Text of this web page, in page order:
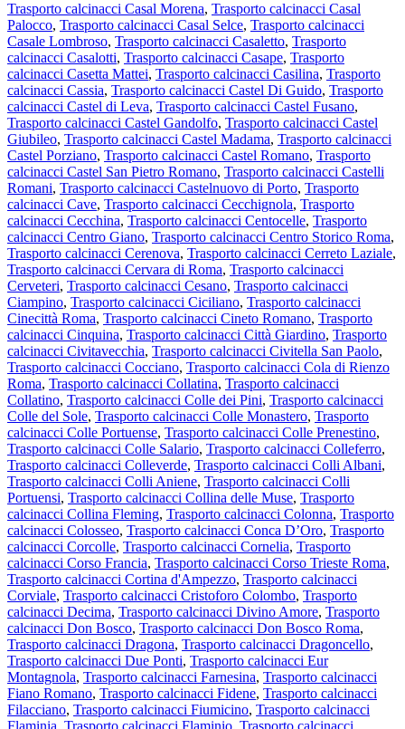
Trasporto calcinacci Casal Morena, Trasporto calcinacci Casal
Palocco, Trasporto calcinacci Casal Selce, Trasporto calcinacci
Casale Lombroso, Trasporto calcinacci Casaletto, Trasporto
calcinacci Casalotti, Trasporto calcinacci Casape, Trasporto
calcinacci Casetta Mattei, Trasporto calcinacci Casilina, Trasporto
calcinacci Cassia, Trasporto calcinacci Castel Di Guido, Trasporto
calcinacci Castel di Leva, Trasporto calcinacci Castel Fusano,
Trasporto calcinacci Castel Gandolfo, Trasporto calcinacci Castel
Giubileo, Trasporto calcinacci Castel Madama, Trasporto calcinacci
Castel Porziano, Trasporto calcinacci Castel Romano, Trasporto
calcinacci Castel San Pietro Romano, Trasporto calcinacci Castelli
Romani, Trasporto calcinacci Castelnuovo di Porto, Trasporto
calcinacci Cave, Trasporto calcinacci Cecchignola, Trasporto
calcinacci Cecchina, Trasporto calcinacci Centocelle, Trasporto
calcinacci Centro Giano, Trasporto calcinacci Centro Storico Roma,
Trasporto calcinacci Cerenova, Trasporto calcinacci Cerreto Laziale,
Trasporto calcinacci Cervara di Roma, Trasporto calcinacci
Cerveteri, Trasporto calcinacci Cesano, Trasporto calcinacci
Ciampino, Trasporto calcinacci Ciciliano, Trasporto calcinacci
Cinecittà Roma, Trasporto calcinacci Cineto Romano, Trasporto
calcinacci Cinquina, Trasporto calcinacci Città Giardino, Trasporto
calcinacci Civitavecchia, Trasporto calcinacci Civitella San Paolo,
Trasporto calcinacci Cocciano, Trasporto calcinacci Cola di Rienzo
Roma, Trasporto calcinacci Collatina, Trasporto calcinacci
Collatino, Trasporto calcinacci Colle dei Pini, Trasporto calcinacci
Colle del Sole, Trasporto calcinacci Colle Monastero, Trasporto
calcinacci Colle Portuense, Trasporto calcinacci Colle Prenestino,
Trasporto calcinacci Colle Salario, Trasporto calcinacci Colleferro,
Trasporto calcinacci Colleverde, Trasporto calcinacci Colli Albani,
Trasporto calcinacci Colli Aniene, Trasporto calcinacci Colli
Portuensi, Trasporto calcinacci Collina delle Muse, Trasporto
calcinacci Collina Fleming, Trasporto calcinacci Colonna, Trasporto
calcinacci Colosseo, Trasporto calcinacci Conca D’Oro, Trasporto
calcinacci Corcolle, Trasporto calcinacci Cornelia, Trasporto
calcinacci Corso Francia, Trasporto calcinacci Corso Trieste Roma,
Trasporto calcinacci Cortina d'Ampezzo, Trasporto calcinacci
Corviale, Trasporto calcinacci Cristoforo Colombo, Trasporto
calcinacci Decima, Trasporto calcinacci Divino Amore, Trasporto
calcinacci Don Bosco, Trasporto calcinacci Don Bosco Roma,
Trasporto calcinacci Dragona, Trasporto calcinacci Dragoncello,
Trasporto calcinacci Due Ponti, Trasporto calcinacci Eur
Montagnola, Trasporto calcinacci Farnesina, Trasporto calcinacci
Fiano Romano, Trasporto calcinacci Fidene, Trasporto calcinacci
Filacciano, Trasporto calcinacci Fiumicino, Trasporto calcinacci
Flaminia, Trasporto calcinacci Flaminio, Trasporto calcinacci